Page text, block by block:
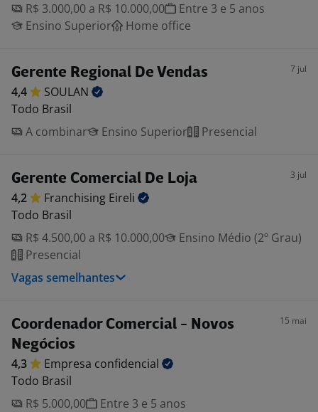
R$ 3.000,00 a R$ 10.000,00
Entre 3 e 5 anos
Ensino Superior
Home office
Gerente Regional De Vendas 7 jul
4,4
SOULAN
Todo Brasil
A combinar
Ensino Superior Presencial
Gerente Comercial De Loja 3 jul
4,2 Franchising Eireli
Todo Brasil
R$ 4.500,00 a R$ 10.000,00
Ensino Médio (2º Grau)
Presencial
Vagas semelhantes
Coordenador Comercial - Novos
Negócios
15 mai
4,3 Empresa confidencial
Todo Brasil
R$ 5.000,00
Entre 3 e 5 anos